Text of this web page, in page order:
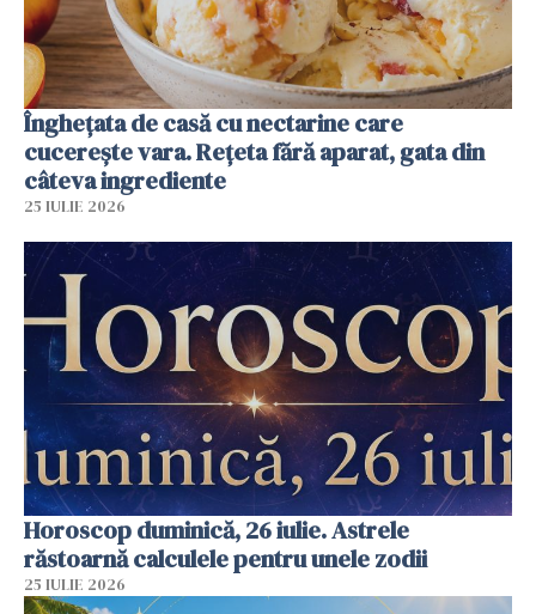
Înghețata de casă cu nectarine care
cucerește vara. Rețeta fără aparat, gata din
câteva ingrediente
25 IULIE 2026
Horoscop duminică, 26 iulie. Astrele
răstoarnă calculele pentru unele zodii
25 IULIE 2026